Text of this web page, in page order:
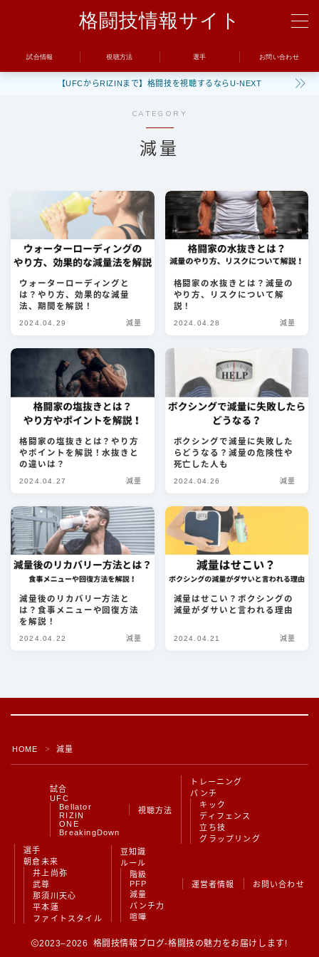
格闘技情報サイト
MENU
ONE
BreakingDown
視聴方法
トレーニング
キック
ディフェンス
立ち技
グラップリング
選手
井上尚弥
武尊
那須川天心
平本蓮
ファイトスタイル
階級
減量
パンチ力
喧嘩
運営者情報
お問い合わせ
Follow Me
試合情報 視聴方法 選手 お問い合わせ
【UFCからRIZINまで】格闘技を視聴するならU-NEXT
CATEGORY
減量
ウォーターローディングと
は？やり方、効果的な減量
法、期間を解説！
2024.04.29 減量
格闘家の水抜きとは？減量の
やり方、リスクについて解
説！
2024.04.28 減量
格闘家の塩抜きとは？やり方
やポイントを解説！水抜きと
の違いは？
2024.04.27 減量
ボクシングで減量に失敗した
らどうなる？減量の危険性や
死亡した人も
2024.04.26 減量
減量後のリカバリー方法と
は？食事メニューや回復方法
を解説！
2024.04.22 減量
減量はせこい？ボクシングの
減量がダサいと言われる理由
2024.04.21 減量
HOME ＞ 減量
試合
UFC
Bellator
RIZIN
ONE
BreakingDown
視聴方法
トレーニング
パンチ
キック
ディフェンス
立ち技
グラップリング
選手
朝倉未来
井上尚弥
武尊
那須川天心
平本蓮
ファイトスタイル
豆知識
ルール
階級
PFP
減量
パンチ力
喧嘩
運営者情報 お問い合わせ
2023–2026 格闘技情報ブログ-格闘技の魅力をお届けします!